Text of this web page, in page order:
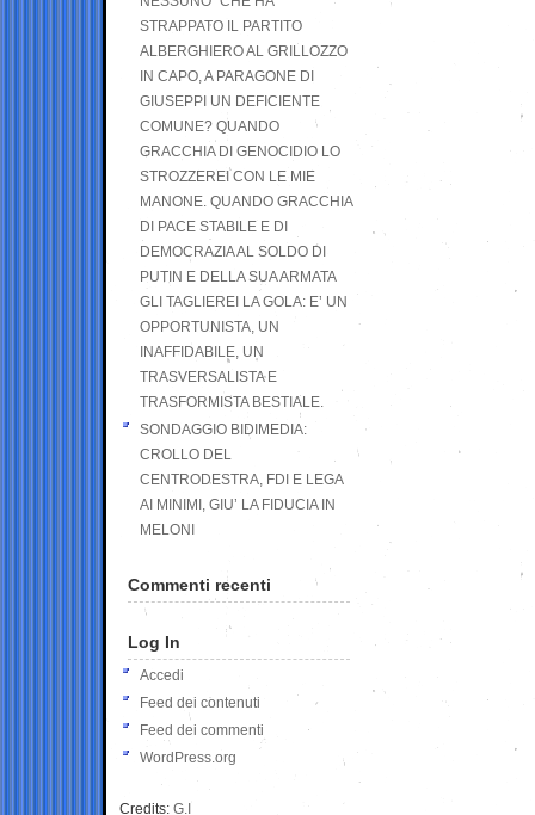
STRAPPATO IL PARTITO
ALBERGHIERO AL GRILLOZZO
IN CAPO, A PARAGONE DI
GIUSEPPI UN DEFICIENTE
COMUNE? QUANDO
GRACCHIA DI GENOCIDIO LO
STROZZEREI CON LE MIE
MANONE. QUANDO GRACCHIA
DI PACE STABILE E DI
DEMOCRAZIA AL SOLDO DI
PUTIN E DELLA SUA ARMATA
GLI TAGLIEREI LA GOLA: E’ UN
OPPORTUNISTA, UN
INAFFIDABILE, UN
TRASVERSALISTA E
TRASFORMISTA BESTIALE.
SONDAGGIO BIDIMEDIA:
CROLLO DEL
CENTRODESTRA, FDI E LEGA
AI MINIMI, GIU’ LA FIDUCIA IN
MELONI
Commenti recenti
Log In
Accedi
Feed dei contenuti
Feed dei commenti
WordPress.org
Credits: G.I